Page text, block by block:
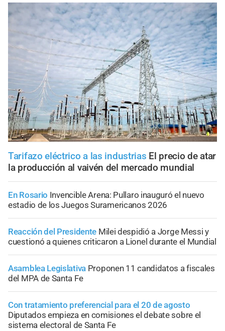
Tarifazo eléctrico a las industrias El precio de atar
la producción al vaivén del mercado mundial
En Rosario Invencible Arena: Pullaro inauguró el nuevo
estadio de los Juegos Suramericanos 2026
Reacción del Presidente Milei despidió a Jorge Messi y
cuestionó a quienes criticaron a Lionel durante el Mundial
Asamblea Legislativa Proponen 11 candidatos a fiscales
del MPA de Santa Fe
Con tratamiento preferencial para el 20 de agosto
Diputados empieza en comisiones el debate sobre el
sistema electoral de Santa Fe